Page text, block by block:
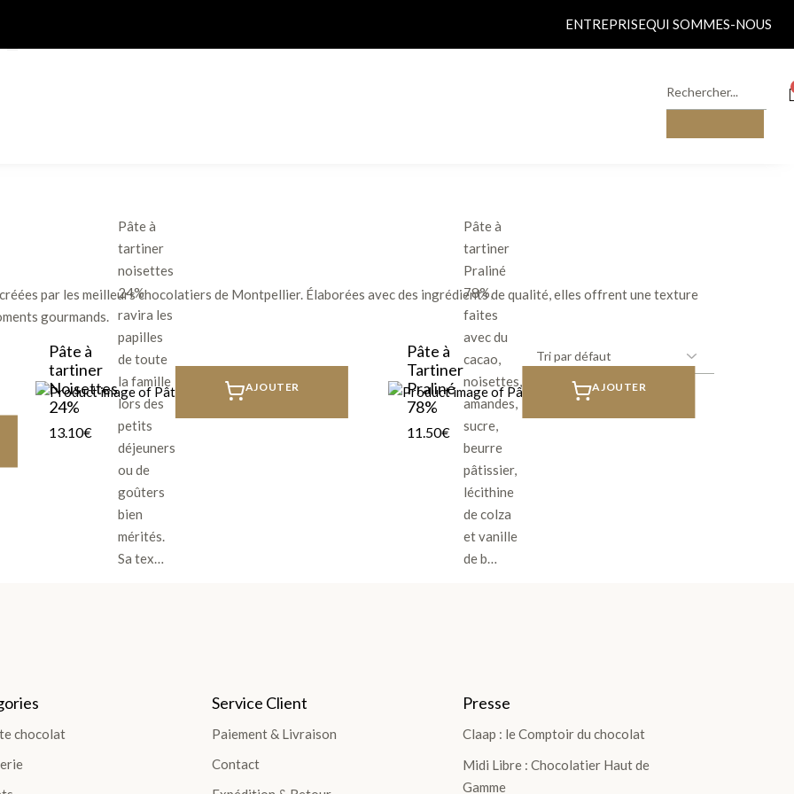
ENTREPRISEQUI SOMMES-NOUS
par les meilleurs chocolatiers de Montpellier. Élaborées avec des ingrédients de qualité, elles offrent une texture
gourmands.
Pâte à
tartiner
Noisettes
24%
13.10€
Pâte à
tartiner
noisettes
24%
ravira les
papilles
de toute
la famille
lors des
petits
déjeuners
ou de
goûters
bien
mérités.
Sa tex…
AJOUTER
Pâte à
Tartiner
Praliné
78%
11.50€
Pâte à
tartiner
Praliné
78%,
faites
avec du
cacao,
noisettes,
amandes,
sucre,
beurre
pâtissier,
lécithine
de colza
et vanille
de b…
AJOUTER
chocolat
Service Client
Paiement & Livraison
Contact
Presse
Claap : le Comptoir du chocolat
Midi Libre : Chocolatier Haut de
Gamme